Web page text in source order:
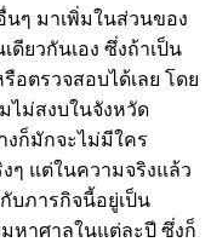
นๆ มาเพิ่มในส่วนของ
ดียวกันเอง ซึ่งถ้าเป็น
อตรวจสอบได้เลย โดย
ไม่สงบในจังหวัด
งก็มักจะไม่มีใคร
ๆ แต่ในความจริงแล้ว
บภารกิจนี้อยู่เป็น
หาศาลในแต่ละปี ซึ่งก็